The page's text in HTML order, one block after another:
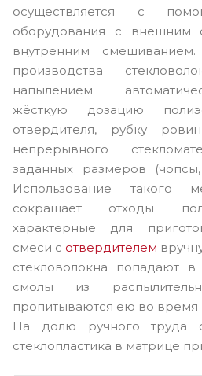
осуществляется с
оборудования с внешним
внутренним
производства
напылением
жёсткую дозацию
отвердителя, рубку
непрерывного
заданных размеров
Использование такого
сокращает отходы
характерные для
смеси с отвердителем
стекловолокна попадают
смолы из
пропитываются ею во время
На долю ручного труда
стеклопластика в матрице